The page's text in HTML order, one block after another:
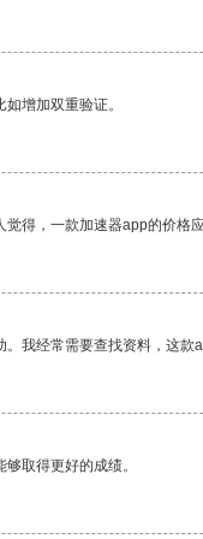
增加双重验证。
得，一款加速器app的价格
我经常需要查找资料，这款
取得更好的成绩。